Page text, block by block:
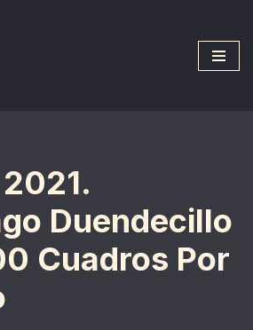
Duendecillo
Cuadros Por